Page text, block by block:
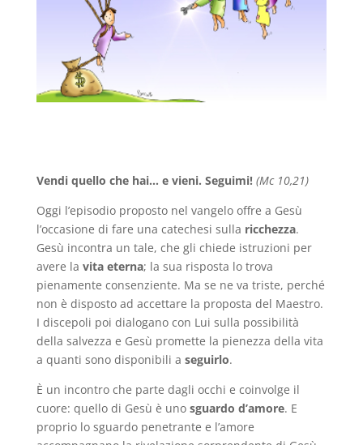
Vendi quello che hai… e vieni. Seguimi! (Mc 10,21)
Oggi l’episodio proposto nel vangelo offre a Gesù
l’occasione di fare una catechesi sulla ricchezza.
Gesù incontra un tale, che gli chiede istruzioni per
avere la vita eterna; la sua risposta lo trova
pienamente consenziente. Ma se ne va triste, perché
non è disposto ad accettare la proposta del Maestro.
I discepoli poi dialogano con Lui sulla possibilità
della salvezza e Gesù promette la pienezza della vita
a quanti sono disponibili a seguirlo.
È un incontro che parte dagli occhi e coinvolge il
cuore: quello di Gesù è uno sguardo d’amore. E
proprio lo sguardo penetrante e l’amore